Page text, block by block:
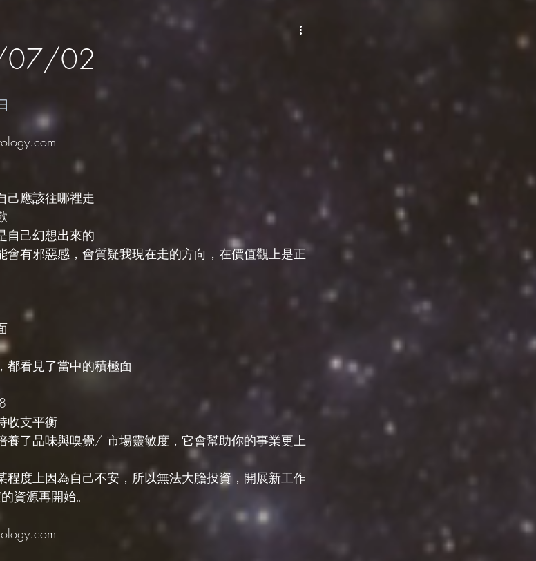
07/02
己應該往哪裡走
自己幻想出來的
會有邪惡感，會質疑我現在走的方向，在價值觀上是正
都看見了當中的積極面
收支平衡
養了品味與嗅覺/ 市場靈敏度，它會幫助你的事業更上
程度上因為自己不安，所以無法大膽投資，開展新工作
資源再開始。